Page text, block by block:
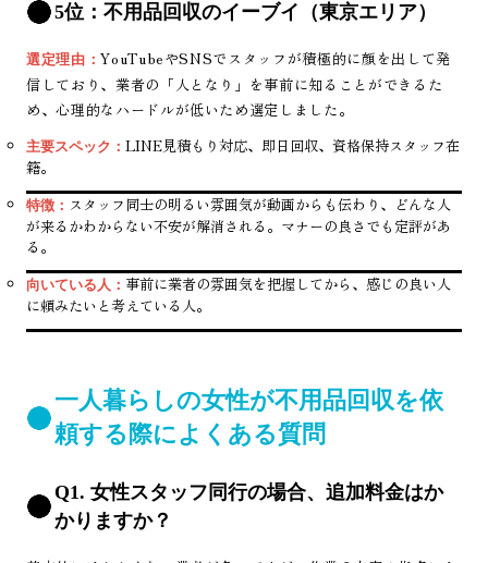
5位：不用品回収のイーブイ（東京エリア）
選定理由：YouTubeやSNSでスタッフが積極的に顔を出して発
信しており、業者の「人となり」を事前に知ることができるた
め、心理的なハードルが低いため選定しました。
主要スペック： LINE見積もり対応、即日回収、資格保持スタッフ在
籍。
特徴： スタッフ同士の明るい雰囲気が動画からも伝わり、どんな人
が来るかわからない不安が解消される。マナーの良さでも定評があ
る。
向いている人： 事前に業者の雰囲気を把握してから、感じの良い人
に頼みたいと考えている人。
一人暮らしの女性が不用品回収を依
頼する際によくある質問
Q1. 女性スタッフ同行の場合、追加料金はか
かりますか？